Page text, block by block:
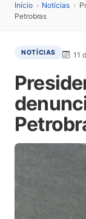
Início › Notícias ›
Petrobras
NOTÍCIAS 11